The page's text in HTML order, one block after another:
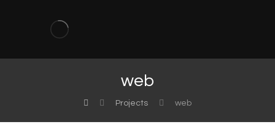
web
Projects web